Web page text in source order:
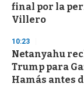
final por la
Villero
10:23
Netanyahu
Trump para
Hamás antes